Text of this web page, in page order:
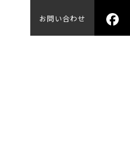
お問い合わせ